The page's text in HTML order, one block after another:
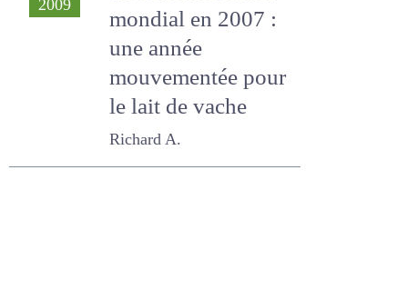
#196
Le contexte laitier
mondial en 2007 :
une année
mouvementée
pour le lait de
vache